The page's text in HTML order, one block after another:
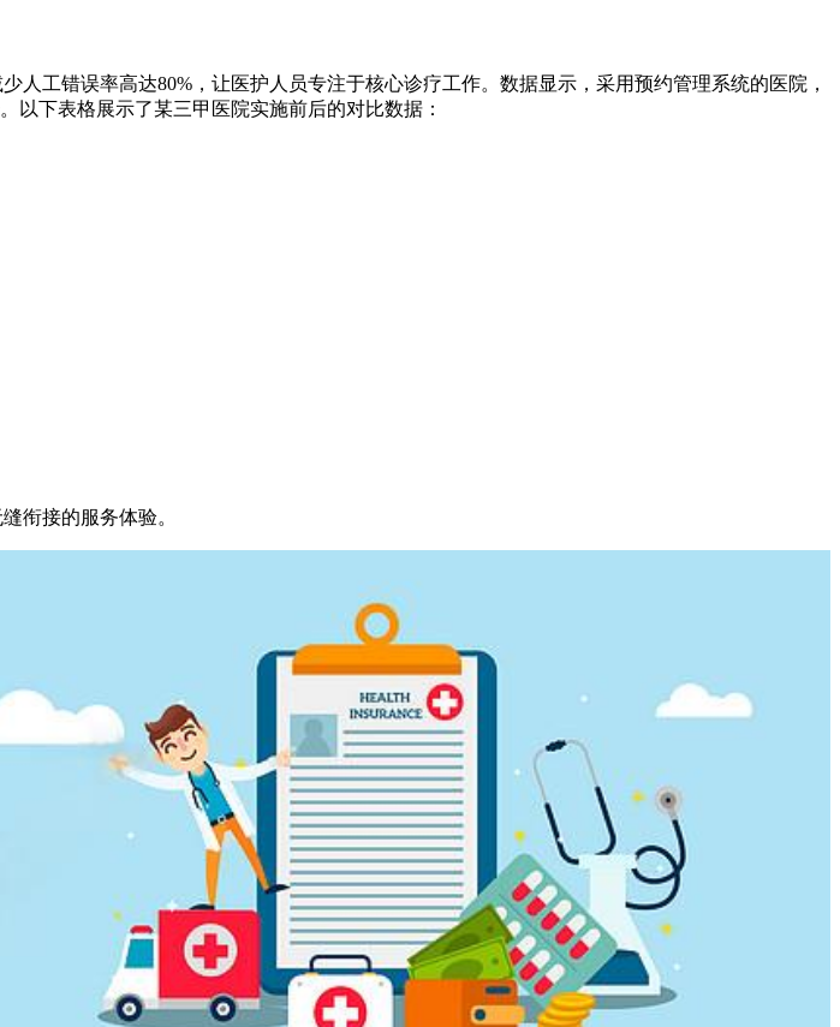
工错误率高达80%，让医护人员专注于核心诊疗工作。数据显示，采用预约管理系统的医院，
以下表格展示了某三甲医院实施前后的对比数据：
衔接的服务体验。